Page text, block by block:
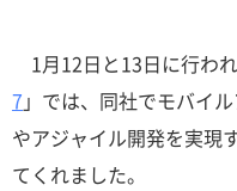
1月12日と13日に行わ
7 」では、同社でモバイ
やアジャイル開発を実現
てくれました。